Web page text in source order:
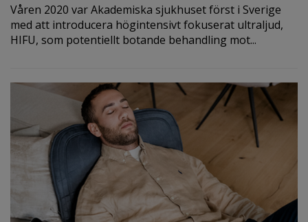
Våren 2020 var Akademiska sjukhuset först i Sverige
med att introducera högintensivt fokuserat ultraljud,
HIFU, som potentiellt botande behandling mot...